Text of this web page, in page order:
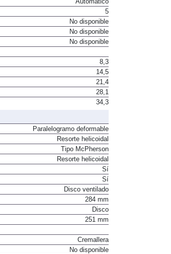
5
No disponible
No disponible
No disponible
8,3
14,5
21,4
28,1
34,3
Paralelogramo deformable
Resorte helicoidal
Tipo McPherson
Resorte helicoidal
Sí
Sí
Disco ventilado
284 mm
Disco
251 mm
Cremallera
No disponible